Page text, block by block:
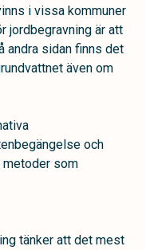
i vissa kommuner
jordbegravning är att
andra sidan finns det
även om
och
metoder som
tänker att det mest